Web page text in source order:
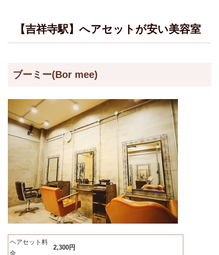
【吉祥寺駅】へアセットが安い美容室
ブーミー(Bor mee)
ヘアセット料
金
2,300円